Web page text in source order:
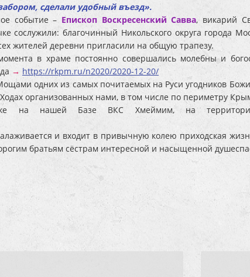
сделали удобный въезд».
событие – Епископ Воскресенский Савва, викарий
сослужили: благочинный Никольского округа города
жителей деревни пригласили на общую трапезу.
в храме постоянно совершались молебны и
→ https://rkpm.ru/n2020/2020-12-20/
одних из самых почитаемых на Руси угодников
организованных нами, в том числе по периметру
нашей Базе ВКС Хмеймим, на территории
и входит в привычную колею приходская
братьям сёстрам интересной и насыщенной